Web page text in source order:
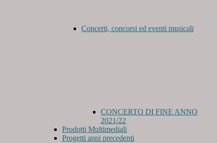
Concerti, concorsi ed eventi musicali
CONCERTO DI FINE ANNO
2021/22
Prodotti Multimediali
Progetti anni precedenti